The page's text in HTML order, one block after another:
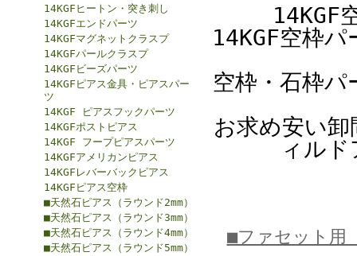
14KGFヒートン・突き刺し
14KGFエンドパーツ
14KGFマグネットクラスプ
14KGFパールクラスプ
14KGFビーズパーツ
14KGFピアス金具・ピアスパー
ツ
14KGF ピアスフックパーツ
14KGFポストピアス
14KGF フープピアスパーツ
14KGFアメリカンピアス
14KGFレバーバックピアス
14KGFピアス空枠
■天然石ピアス（ラウンド2mm）
■天然石ピアス（ラウンド3mm）
■天然石ピアス（ラウンド4mm）
■天然石ピアス（ラウンド5mm）
14KGF
14KGF空枠
空枠・石枠
お求め安い
ィル
■ファセット用